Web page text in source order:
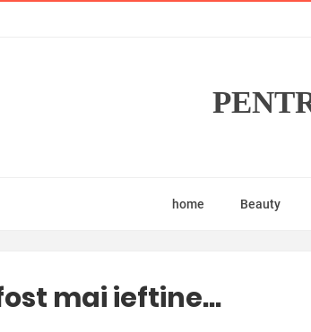
home Beauty
mai ieftine...